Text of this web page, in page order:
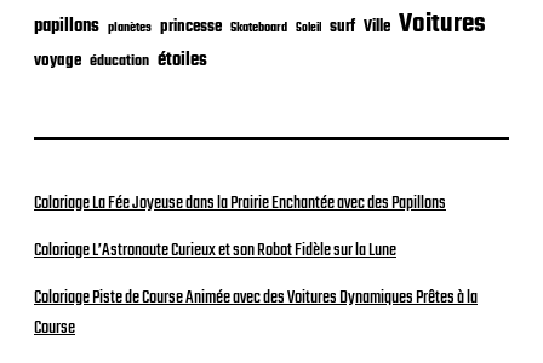
papillons planètes princesse Skateboard Soleil surf Ville Voitures
voyage éducation étoiles
Coloriage La Fée Joyeuse dans la Prairie Enchantée avec des Papillons
Coloriage L’Astronaute Curieux et son Robot Fidèle sur la Lune
Coloriage Piste de Course Animée avec des Voitures Dynamiques Prêtes à la
Course